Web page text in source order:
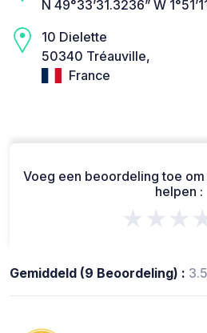
N 49°33’31.3236” W
10 Dielette
50340 Tréauville,
France
Voeg een beoordeling toe
helpen :
Gemiddeld (9 Beoordeling) :